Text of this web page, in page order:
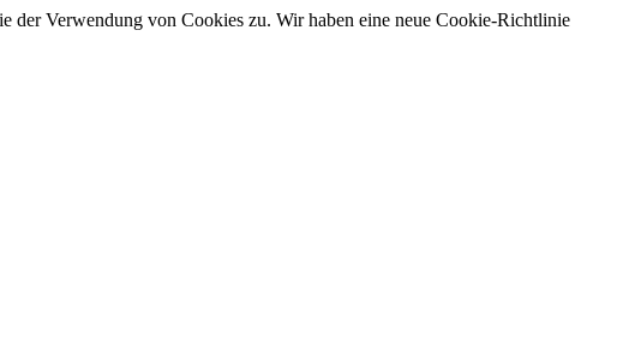
der Verwendung von Cookies zu. Wir haben eine neue Cookie-Richtlinie